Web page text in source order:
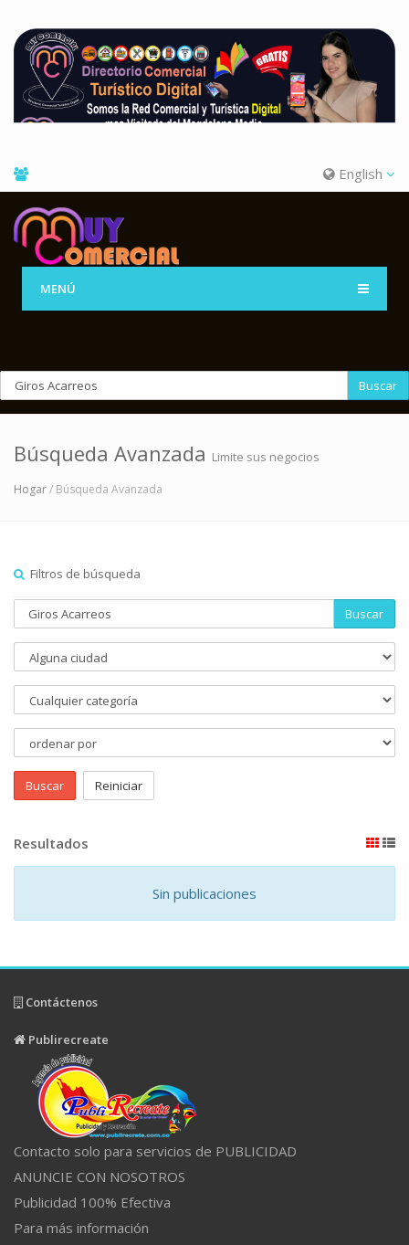
English
MENÚ
Buscar
Búsqueda Avanzada Limite sus negocios
Hogar/ Búsqueda Avanzada
Filtros de búsqueda
Buscar
Buscar Reiniciar
Resultados
Sin publicaciones
Contáctenos
Publirecreate
Contacto solo para servicios de PUBLICIDAD
ANUNCIE CON NOSOTROS
Publicidad 100% Efectiva
Para más información